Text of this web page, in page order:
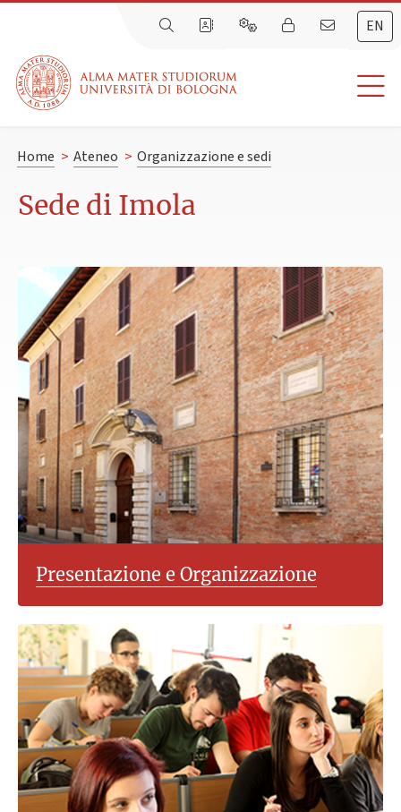
EN
Home > Ateneo > Organizzazione e sedi
Sede di Imola
Presentazione e Organizzazione